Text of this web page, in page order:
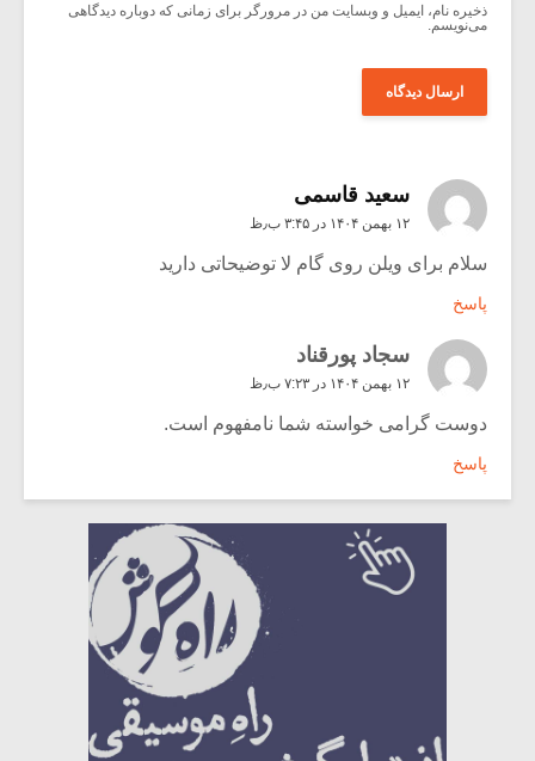
ذخیره نام، ایمیل و وبسایت من در مرورگر برای زمانی که دوباره دیدگاهی
می‌نویسم.
سعید قاسمی
۱۲ بهمن ۱۴۰۴ در ۳:۴۵ ب٫ظ
سلام برای ویلن روی گام لا توضیحاتی دارید
پاسخ
سجاد پورقناد
۱۲ بهمن ۱۴۰۴ در ۷:۲۳ ب٫ظ
دوست گرامی خواسته شما نامفهوم است.
پاسخ